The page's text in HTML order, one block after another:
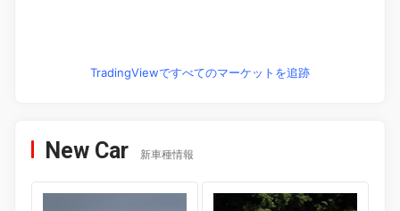
TradingViewですべてのマーケットを追跡
New Car 新車種情報